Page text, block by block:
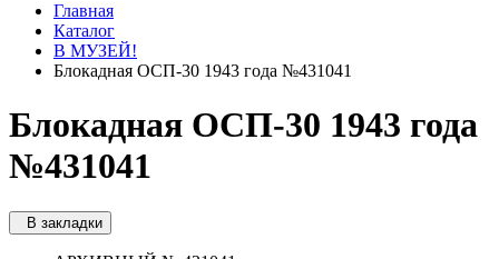
Главная
Каталог
В МУЗЕЙ!
Блокадная ОСП-30 1943 года №431041
Блокадная ОСП-30 1943 года
№431041
В закладки